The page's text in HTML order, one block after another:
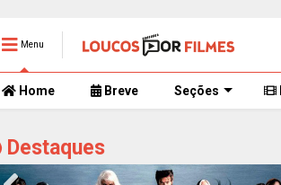
Menu
Home Breve Seções
Destaques